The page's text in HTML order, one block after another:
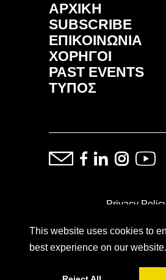
This website uses cookies to
best experience on our website.
ΑΡΧΙΚΗ
SUBSCRIBE
ΕΠΙΚΟΙΝΩΝΙΑ
ΧΟΡΗΓΟΙ
PAST EVENTS
ΤΥΠΟΣ
Privacy
ⓒ Copyright: Demand Fairs &